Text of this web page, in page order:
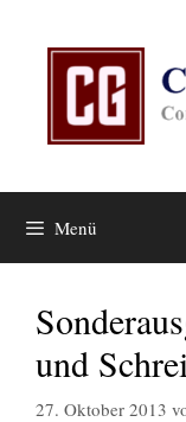
Menü
und
27. Oktober 2013